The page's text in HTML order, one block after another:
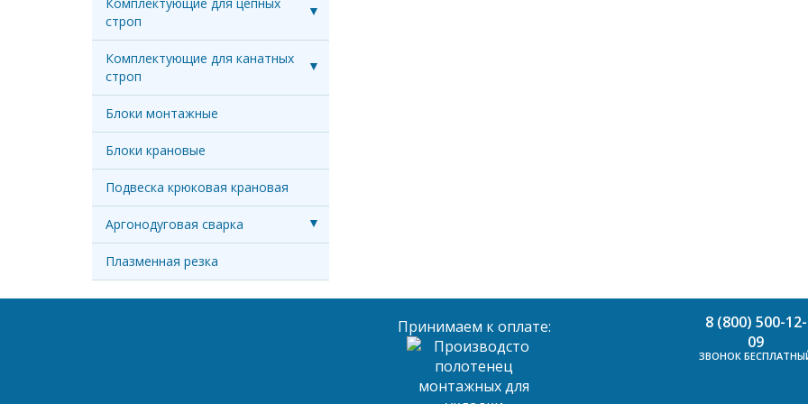
строп
Комплектующие для канатных
строп
Блоки монтажные
Блоки крановые
Подвеска крюковая крановая
Аргонодуговая сварка
Плазменная резка
Принимаем к оплате:
8 (800) 500-12-
09
ЗВОНОК